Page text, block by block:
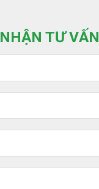
NHẬN TƯ VẤN